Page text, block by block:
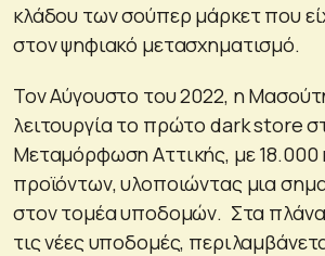
κλάδου των σούπερ μάρκετ που
στον ψηφιακό μετασχηματισμό.
Τον Αύγουστο του 2022, η
λειτουργία το πρώτο dark store
Μεταμόρφωση Αττικής, με 18.000
προϊόντων, υλοποιώντας μια
στον τομέα υποδομών. Στα
τις νέες υποδομές,